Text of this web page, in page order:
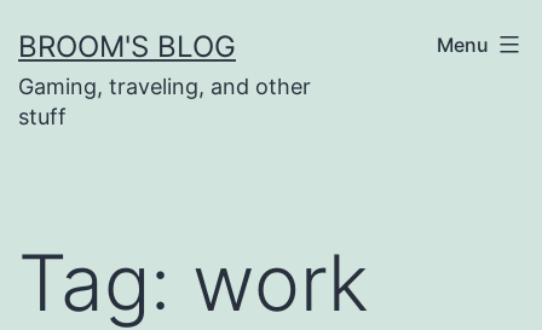
to
content
BROOM'S BLOG
Gaming, traveling, and other
stuff
Menu
Tag: work